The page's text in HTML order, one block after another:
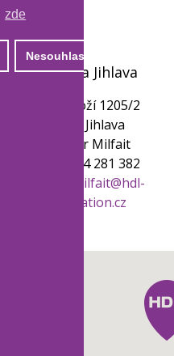
zde
Nesouhlasím
Pobočka Jihlava
Matky Boží 1205/2
586 01 Jihlava
Lubomír Milfait
(+420) 734 281 382
lubomir.milfait@hdl-
automation.cz